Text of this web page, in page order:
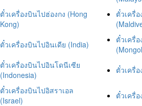
ตั๋วเครื่องบินไปฮ่องกง (Hong
Kong)
ตั๋วเครื่
ตั๋วเครื่องบินไปอินเดีย (India)
ตั๋วเครื่
ตั๋วเครื่องบินไปอินโดนีเซีย
(Indonesia)
ตั๋วเครื่
ตั๋วเครื่องบินไปอิสราเอล
(Israel)
ตั๋วเครื่